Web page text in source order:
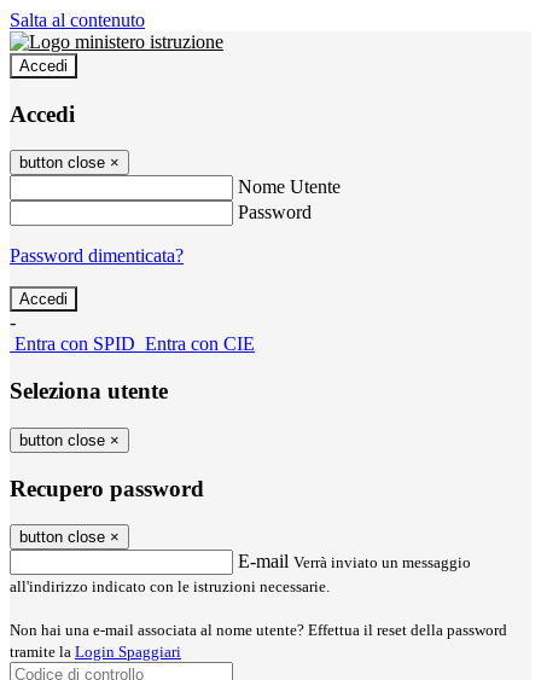
Salta al contenuto
Accedi
Accedi
button close ×
Nome Utente
Password
Password dimenticata?
-
Entra con SPID Entra con CIE
Seleziona utente
button close ×
Recupero password
button close ×
E-mail Verrà inviato un messaggio
all'indirizzo indicato con le istruzioni necessarie.
Non hai una e-mail associata al nome utente? Effettua il reset della password
tramite la Login Spaggiari